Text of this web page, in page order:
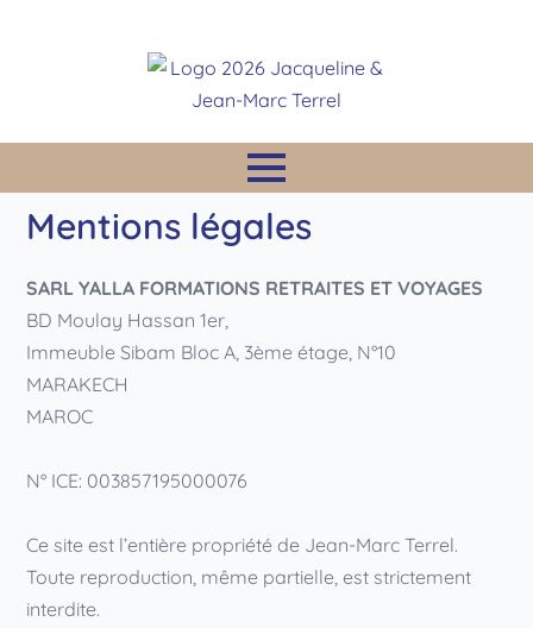
Mentions légales
SARL YALLA FORMATIONS RETRAITES ET VOYAGES
BD Moulay Hassan 1er,
Immeuble Sibam Bloc A, 3ème étage, N°10
MARAKECH
MAROC
N° ICE: 003857195000076
Ce site est l’entière propriété de Jean-Marc Terrel.
Toute reproduction, même partielle, est strictement
interdite.